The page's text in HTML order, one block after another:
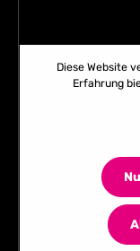
Diese Website
Erfahrung